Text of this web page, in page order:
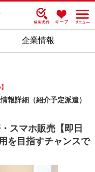
企業情報
報詳細（紹介予定派遣）
スマホ販売【即日
を目指すチャンスで